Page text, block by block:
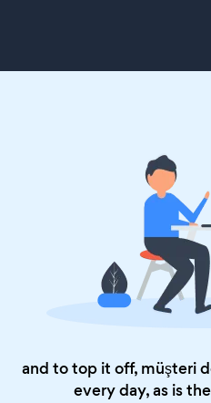
and to top it off, müşteri
every day, as is the